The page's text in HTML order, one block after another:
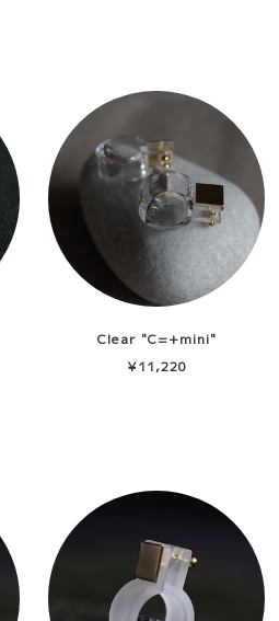
Clear "C=+mini"
G(Yooperlite)
¥11,220